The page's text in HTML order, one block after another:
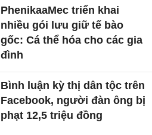
PhenikaaMec triển khai
nhiều gói lưu giữ tế bào
gốc: Cá thể hóa cho các gia
đình
Bình luận kỳ thị dân tộc trên
Facebook, người đàn ông bị
phạt 12,5 triệu đồng